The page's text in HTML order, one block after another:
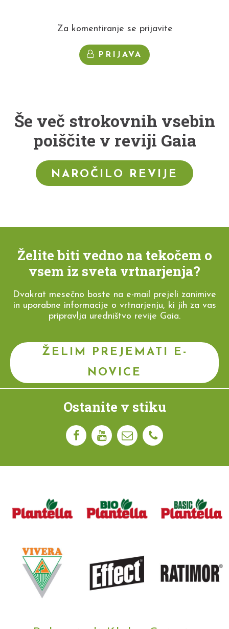
Za komentiranje se prijavite
PRIJAVA
Še več strokovnih vsebin
poiščite v reviji Gaia
NAROČILO REVIJE
Želite biti vedno na tekočem o
vsem iz sveta vrtnarjenja?
Dvakrat mesečno boste na e-mail prejeli zanimive
in uporabne informacije o vrtnarjenju, ki jih za vas
pripravlja uredništvo revije Gaia.
ŽELIM PREJEMATI E-
NOVICE
Ostanite v stiku